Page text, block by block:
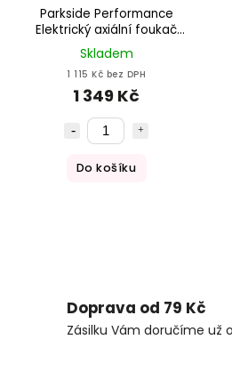
Parkside Performance
Elektrický axiální foukač
listí PPELB 1650 A1
Skladem
1 115 Kč bez DPH
1 349 Kč
Do košíku
Doprava od 79 Kč
Zásilku Vám doručíme už